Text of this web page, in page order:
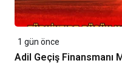
1 gün önce
Adil Geçiş Finansmanı